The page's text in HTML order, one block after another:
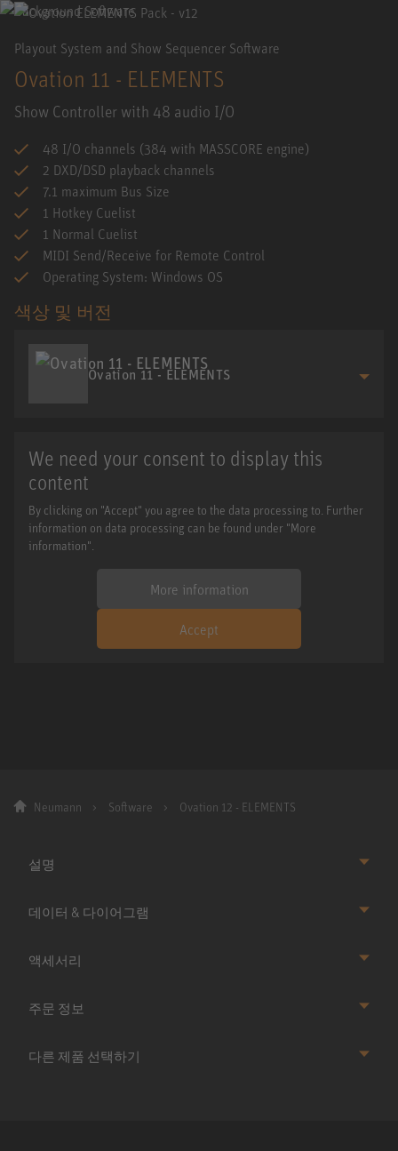
Playout System and Show Sequencer Software
Ovation 11 - ELEMENTS
Show Controller with 48 audio I/O
48 I/O channels (384 with MASSCORE engine)
2 DXD/DSD playback channels
7.1 maximum Bus Size
1 Hotkey Cuelist
1 Normal Cuelist
MIDI Send/Receive for Remote Control
Operating System: Windows OS
색상 및 버전
Ovation 11 - ELEMENTS
We need your consent to display this
content
By clicking on "Accept" you agree to the data processing to. Further
information on data processing can be found under "More
information".
More information
Accept
Neumann Software Ovation 12 - ELEMENTS
설명
데이터 & 다이어그램
액세서리
주문 정보
다른 제품 선택하기